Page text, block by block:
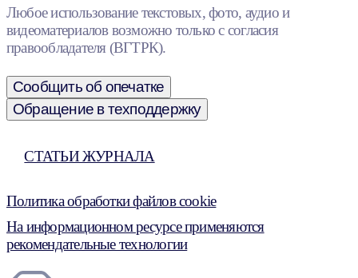
Любое использование текстовых, фото, аудио и
видеоматериалов возможно только с согласия
правообладателя (ВГТРК).
Сообщить об опечатке
Обращение в техподдержку
СТАТЬИ ЖУРНАЛА
Политика обработки файлов cookie
На информационном ресурсе применяются
рекомендательные технологии